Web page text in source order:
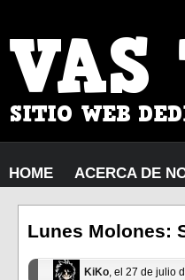
HOME ACERCA DE
Lunes Molones:
KiKo, el 27 de julio